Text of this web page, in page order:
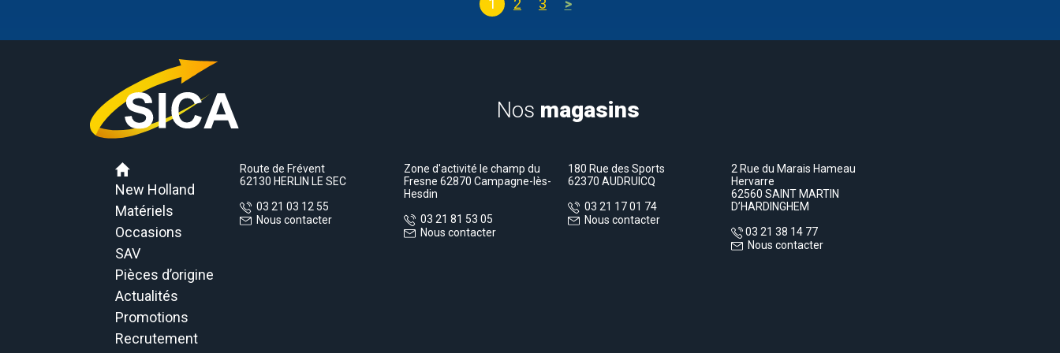
1 2 3 >
New Holland
Matériels
Occasions
SAV
Pièces d’origine
Actualités
Promotions
Recrutement
Nos magasins
Route de Frévent
62130 HERLIN LE SEC
03 21 03 12 55
Nous contacter
Zone d'activité le champ du
Fresne 62870 Campagne-lès-
Hesdin
03 21 81 53 05
Nous contacter
180 Rue des Sports
62370 AUDRUICQ
03 21 17 01 74
Nous contacter
2 Rue du Marais Hameau
Hervarre
62560 SAINT MARTIN
D’HARDINGHEM
03 21 38 14 77
Nous contacter